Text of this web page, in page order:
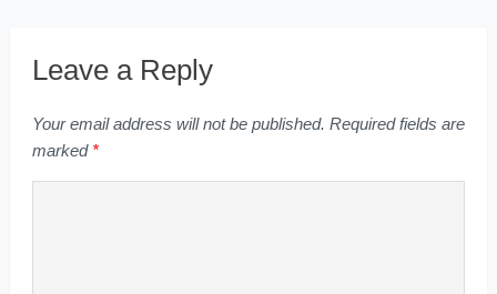
Leave a Reply
Your email address will not be published. Required fields are
marked *